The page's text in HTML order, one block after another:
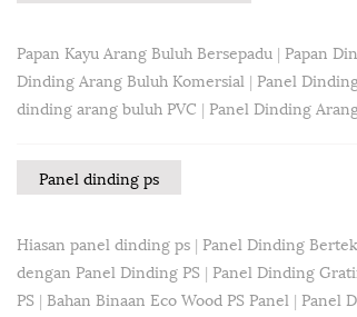
Papan Kayu Arang Buluh Bersepadu | Papan
Dinding Arang Buluh Komersial | Panel
dinding arang buluh PVC | Panel Dinding
Panel dinding ps
Hiasan panel dinding ps | Panel Dinding
dengan Panel Dinding PS | Panel Dinding
PS | Bahan Binaan Eco Wood PS Panel | Panel